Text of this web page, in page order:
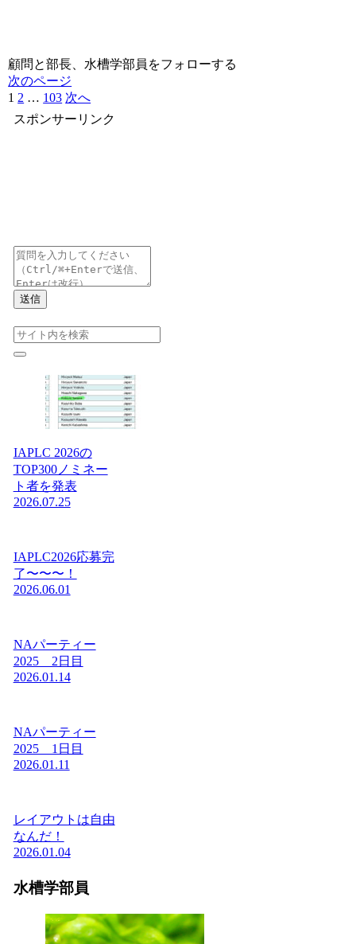
顧問と部長、水槽学部員をフォローする
次のページ
1 2 … 103 次へ
スポンサーリンク
送信
IAPLC 2026の
TOP300ノミネー
ト者を発表
2026.07.25
IAPLC2026応募完
了〜〜〜！
2026.06.01
NAパーティー
2025 2日目
2026.01.14
NAパーティー
2025 1日目
2026.01.11
レイアウトは自由
なんだ！
2026.01.04
水槽学部員